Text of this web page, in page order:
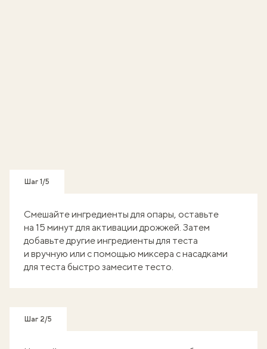
Шаг 1/5
Смешайте ингредиенты для опары, оставьте
на 15 минут для активации дрожжей. Затем
добавьте другие ингредиенты для теста
и вручную или с помощью миксера с насадками
для теста быстро замесите тесто.
Шаг 2/5